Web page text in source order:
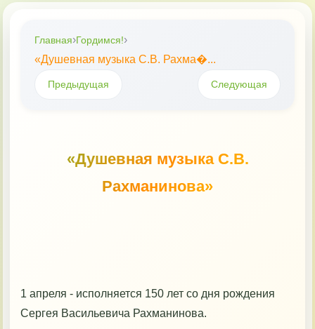
Книговести
Кузючок
Главная›Гордимся!›
«Душевная музыка С.В. Рахма�...
Предыдущая Следующая
«Душевная музыка С.В.
Рахманинова»
1 апреля - исполняется 150 лет со дня рождения
Сергея Васильевича Рахманинова.